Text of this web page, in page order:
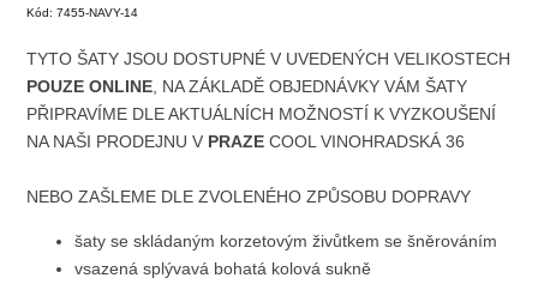
Kód: 7455-NAVY-14
TYTO ŠATY JSOU DOSTUPNÉ V UVEDENÝCHVELIKOSTECH
POUZE ONLINE , NA ZÁKLADĚ OBJEDNÁVKYVÁM ŠATY
PŘIPRAVÍME DLE AKTUÁLNÍCH MOŽNOSTÍ K VYZKOUŠENÍ
NA NAŠI PRODEJNU V PRAZECOOL VINOHRADSKÁ 36
NEBO ZAŠLEME DLE ZVOLENÉHO ZPŮSOBU DOPRAVY
šaty se skládaným korzetovým živůtkem se šněrováním
vsazená splývavá bohatá kolová sukně